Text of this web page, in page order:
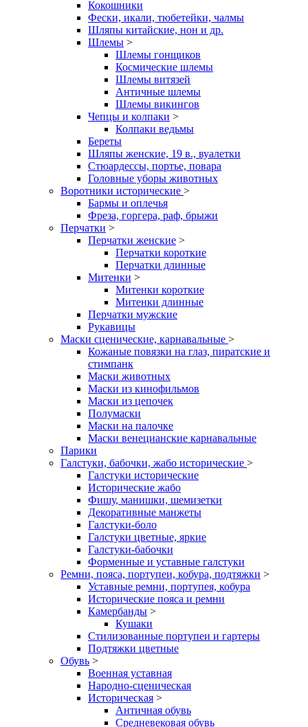
Кокошники
Фески, икали, тюбетейки, чалмы
Шляпы китайские, нон и др.
Шлемы >
Шлемы гонщиков
Космические шлемы
Шлемы витязей
Античные шлемы
Шлемы викингов
Чепцы и колпаки >
Колпаки ведьмы
Береты
Шляпы женские, 19 в., вуалетки
Стюардессы, портье, повара
Головные уборы животных
Воротники исторические >
Бармы и оплечья
Фреза, горгера, раф, брыжи
Перчатки >
Перчатки женские >
Перчатки короткие
Перчатки длинные
Митенки >
Митенки короткие
Митенки длинные
Перчатки мужские
Рукавицы
Маски сценические, карнавальные >
Кожаные повязки на глаз, пиратские и
стимпанк
Маски животных
Маски из кинофильмов
Маски из цепочек
Полумаски
Маски на палочке
Маски венецианские карнавальные
Парики
Галстуки, бабочки, жабо исторические >
Галстуки исторические
Исторические жабо
Фишу, манишки, шемизетки
Декоративные манжеты
Галстуки-боло
Галстуки цветные, яркие
Галстуки-бабочки
Форменные и уставные галстуки
Ремни, пояса, портупеи, кобура, подтяжки >
Уставные ремни, портупея, кобура
Исторические пояса и ремни
Камербанды >
Кушаки
Стилизованные портупеи и гартеры
Подтяжки цветные
Обувь >
Военная уставная
Народно-сценическая
Историческая >
Античная обувь
Средневековая обувь